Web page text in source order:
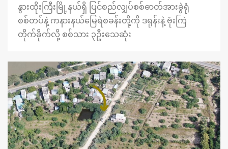
နွားထိုးကြီးမြို့နယ်ရှိ ပြင်စည်လျှပ်စစ်ဓာတ်အားခွဲရုံ
စစ်တပ်နဲ့ ကနားနယ်မြေရဲစခန်းတို့ကို ဒရုန်းနဲ့ ဗုံးကြဲ
တိုက်ခိုက်လို့ စစ်သား ၃ဦးသေဆုံး